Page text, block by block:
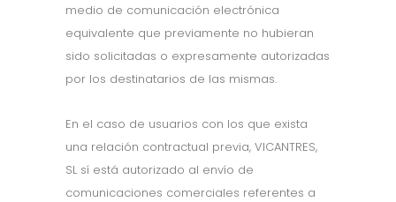
medio de comunicación electrónica
equivalente que previamente no hubieran
sido solicitadas o expresamente autorizadas
por los destinatarios de las mismas.
En el caso de usuarios con los que exista
una relación contractual previa, VICANTRES,
SL sí está autorizado al envío de
comunicaciones comerciales referentes a